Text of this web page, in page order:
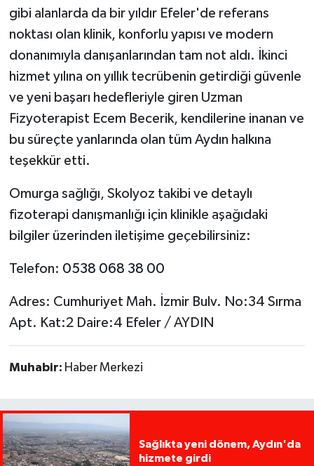
gibi alanlarda da bir yıldır Efeler'de referans
noktası olan klinik, konforlu yapısı ve modern
donanımıyla danışanlarından tam not aldı. İkinci
hizmet yılına on yıllık tecrübenin getirdiği güvenle
ve yeni başarı hedefleriyle giren Uzman
Fizyoterapist Ecem Becerik, kendilerine inanan ve
bu süreçte yanlarında olan tüm Aydın halkına
teşekkür etti.
Omurga sağlığı, Skolyoz takibi ve detaylı
fizoterapi danışmanlığı için klinikle aşağıdaki
bilgiler üzerinden iletişime geçebilirsiniz:
Telefon: 0538 068 38 00
Adres: Cumhuriyet Mah. İzmir Bulv. No:34 Sırma
Apt. Kat:2 Daire:4 Efeler / AYDIN
Muhabir: Haber Merkezi
Sağlıkta yeni dönem, Aydın'da
hizmete girdi